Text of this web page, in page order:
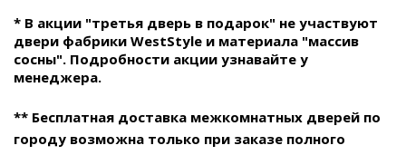
* В акции "третья дверь в подарок" не участвуют
двери фабрики WestStyle и материала "массив
сосны". Подробности акции узнавайте у
менеджера.
** Бесплатная доставка межкомнатных дверей по
городу возможна только при заказе полного